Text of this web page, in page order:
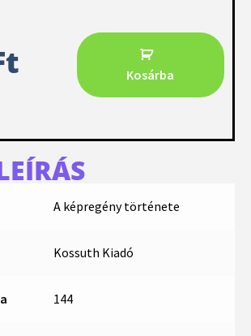
Kosárba
A képregény története
Kossuth Kiadó
144